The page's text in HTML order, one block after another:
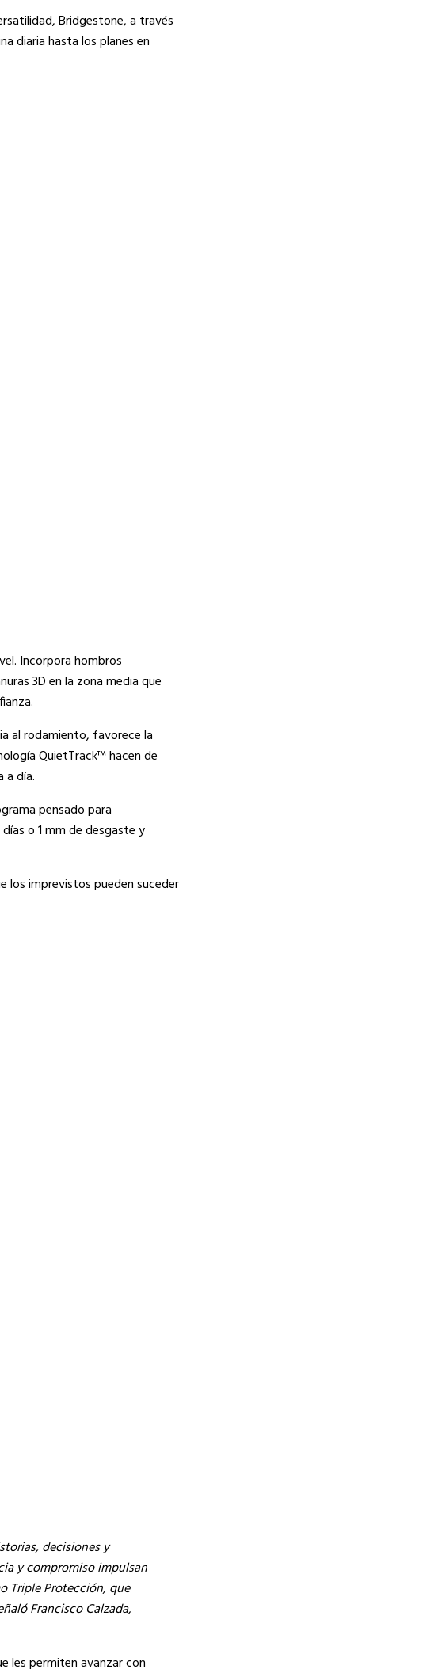
Bridgestone, a través
diaria hasta los planes en
Incorpora hombros
3D en la zona media que
al rodamiento, favorece la
QuietTrack™ hacen de
a día.
pensado para
o 1 mm de desgaste y
los imprevistos pueden suceder
decisiones y
y compromiso impulsan
Triple Protección, que
Francisco Calzada,
les permiten avanzar con